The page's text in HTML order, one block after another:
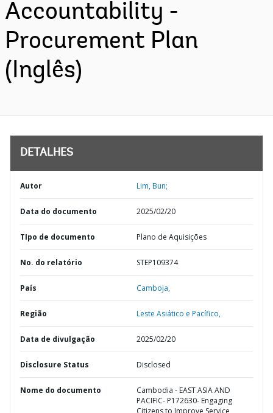
Accountability -
Procurement Plan
(Inglês)
DETALHES
Autor Lim, Bun;
Data do documento 2025/02/20
TIpo de documento Plano de Aquisições
No. do relatório STEP109374
País Camboja,
Região Leste Asiático e Pacífico,
Data de divulgação 2025/02/20
Disclosure Status Disclosed
Nome do documento
Cambodia - EAST ASIA AND
PACIFIC- P172630- Engaging
Citizens to Improve Service